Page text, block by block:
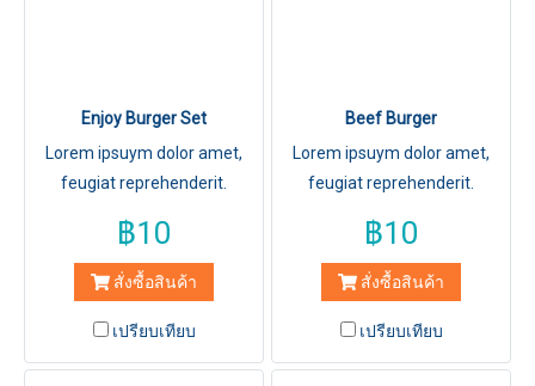
Enjoy Burger Set
Lorem ipsuym dolor amet,
feugiat reprehenderit.
฿10
สั่งซื้อสินค้า
เปรียบเทียบ
Beef Burger
Lorem ipsuym dolor amet,
feugiat reprehenderit.
฿10
สั่งซื้อสินค้า
เปรียบเทียบ